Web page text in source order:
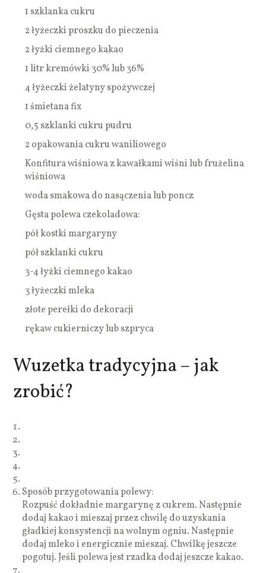
1 szklanka cukru
2 łyżeczki proszku do pieczenia
2 łyżki ciemnego kakao
1 litr kremówki 30% lub 36%
4 łyżeczki żelatyny spożywczej
1 śmietana fix
0,5 szklanki cukru pudru
2 opakowania cukru waniliowego
Konfitura wiśniowa z kawałkami wiśni lub frużelina
wiśniowa
woda smakowa do nasączenia lub poncz
Gęsta polewa czekoladowa:
pół kostki margaryny
pół szklanki cukru
3-4 łyżki ciemnego kakao
3 łyżeczki mleka
złote perełki do dekoracji
rękaw cukierniczy lub szpryca
Wuzetka tradycyjna – jak
zrobić?
Sposób przygotowania polewy:
Rozpuść dokładnie margarynę z cukrem. Następnie
dodaj kakao i mieszaj przez chwilę do uzyskania
gładkiej konsystencji na wolnym ogniu. Następnie
dodaj mleko i energicznie mieszaj. Chwilkę jeszcze
pogotuj. Jeśli polewa jest rzadka dodaj jeszcze kakao.